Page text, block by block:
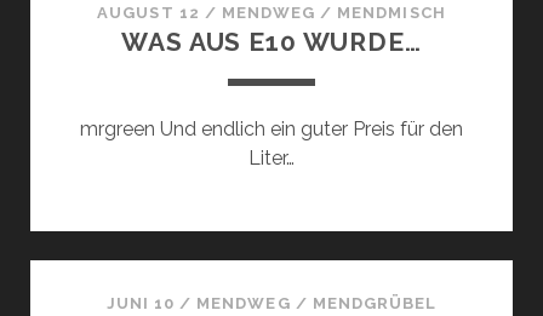
RUNDE
AUGUST 12 / MENDWEG / MENDMISCH
WAS AUS E10 WURDE…
mrgreen Und endlich ein guter Preis für den
Liter…
JUNI 10 / MENDWEG / MENDGRÜBEL